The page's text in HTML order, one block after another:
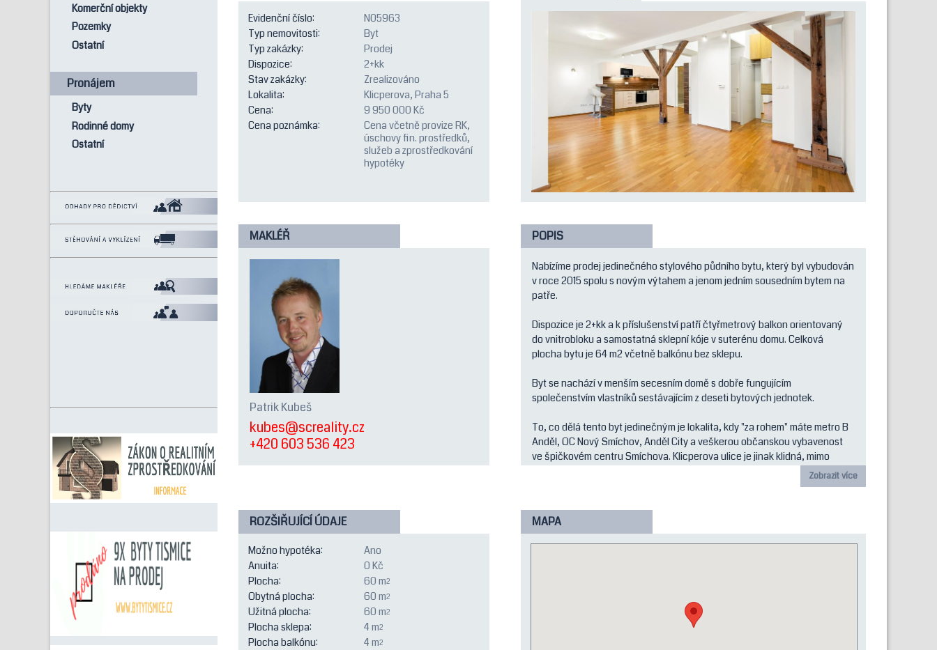
Komerční objekty
Pozemky
Ostatní
Pronájem
Byty
Rodinné domy
Ostatní
Evidenční číslo:
N05963
Typ nemovitosti:
Byt
Typ zakázky:
Prodej
Dispozice:
2+kk
Stav zakázky:
Zrealizováno
Lokalita:
Klicperova, Praha 5
Cena:
9 950 000 Kč
Cena poznámka:
Cena včetně provize RK,
úschovy fin. prostředků,
služeb a zprostředkování
hypotéky
MAKLÉŘ
Patrik Kubeš
kubes@screality.cz
+420 603 536 423
POPIS
Nabízíme prodej jedinečného stylového půdního bytu, který byl vybudován
v roce 2015 spolu s novým výtahem a jenom jedním sousedním bytem na
patře.
Dispozice je 2+kk a k příslušenství patří čtyřmetrový balkon orientovaný
do vnitrobloku a samostatná sklepní kóje v suterénu domu. Celková
plocha bytu je 64 m2 včetně balkónu bez sklepu.
Byt se nachází v menším secesním domě s dobře fungujícím
společenstvím vlastníků sestávajícím z deseti bytových jednotek.
To, co dělá tento byt jedinečným je lokalita, kdy "za rohem" máte metro B
Anděl, OC Nový Smíchov, Anděl City a veškerou občanskou vybavenost
ve špičkovém centru Smíchova. Klicperova ulice je jinak klidná, mimo
koupelně, která je kompletně prosklená a nachází se mezi ložnicí a
obývacím pokojem. Pokud by to na Vás bylo moc, tak k dispozici je i druhé
samostatné wc mimo koupelnu se vstupem z chodby.
všemi spotřebiči. Obývací pokoj s kuchyňským koutem a balkonem je
orientován na západ, ložnice je na východ. Plovoucí podlahy jsou kvalitní
dubové a byt je nově vymalovaný a okamžitě k dispozici.
Zobrazit více
ROZŠIŘUJÍCÍ ÚDAJE
Možno hypotéka:
Ano
Anuita:
0 Kč
Plocha:
60 m2
Obytná plocha: 60 m2
Užitná plocha: 60 m2
Plocha sklepa: 4 m2
Plocha balkónu: 4 m2
MAPA